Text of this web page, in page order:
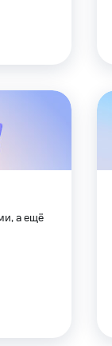
а ещё